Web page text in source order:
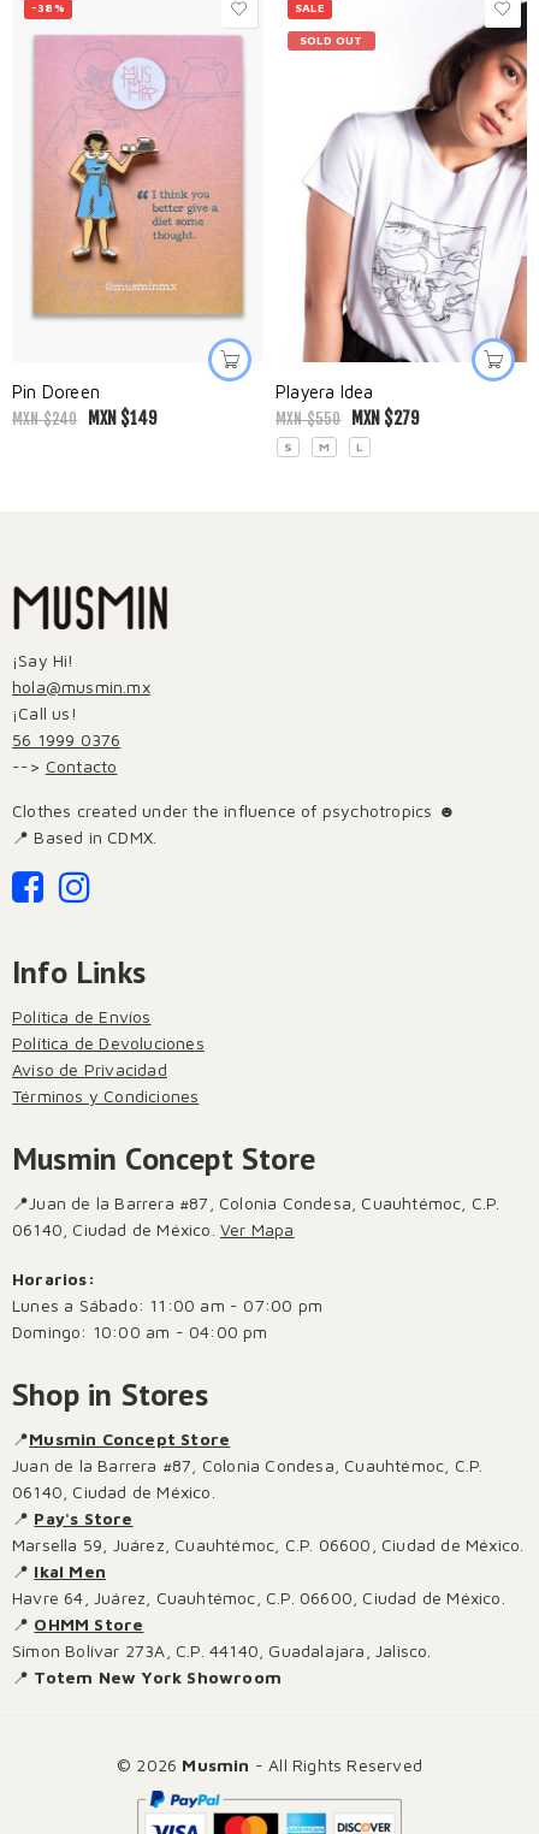
-38%
Pin Doreen
MXN $240 MXN $149
SALE
SOLD OUT
Playera Idea
MXN $550 MXN $279
S M L
¡Say Hi!
hola@musmin.mx
¡Call us!
56 1999 0376
--> Contacto
Clothes created under the influence of psychotropics ☻
📍 Based in CDMX.
Info Links
Política de Envíos
Política de Devoluciones
Aviso de Privacidad
Términos y Condiciones
Musmin Concept Store
📍Juan de la Barrera #87, Colonia Condesa, Cuauhtémoc, C.P.
06140, Ciudad de México. Ver Mapa
Horarios:
Lunes a Sábado: 11:00 am - 07:00 pm
Domingo: 10:00 am - 04:00 pm
Shop in Stores
📍Musmin Concept Store
Juan de la Barrera #87, Colonia Condesa, Cuauhtémoc, C.P.
06140, Ciudad de México.
📍 Pay's Store
Marsella 59, Juárez, Cuauhtémoc, C.P. 06600, Ciudad de México.
📍 Ikal Men
Havre 64, Juárez, Cuauhtémoc, C.P. 06600, Ciudad de México.
📍 OHMM Store
Simon Bolívar 273A, C.P. 44140, Guadalajara, Jalisco.
📍 Totem New York Showroom
© 2026 Musmin - All Rights Reserved